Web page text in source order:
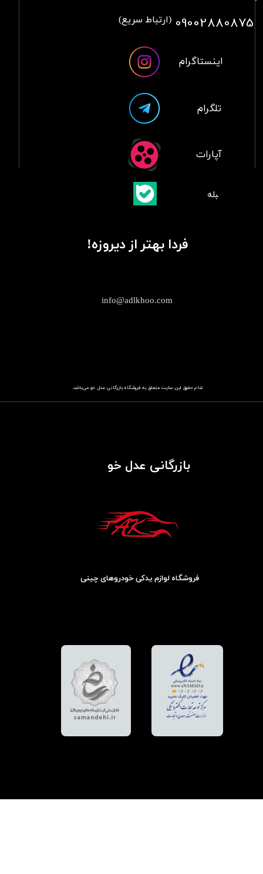
تمام حقوق این سایت متعلق به فروشگاهباز​​​​​​​رگانی عدل خو می‌باشد.
info@adlkhoo.com
09002880875 (ارتباط سریع)
بازرگانی عدل خو
فردا بهتر از دیروزه!
فروشگاه لوازم یدکی خودروهای چینی
آپارات
تلگرام
اینستاگرام
​بلبله​​​​​​​بله